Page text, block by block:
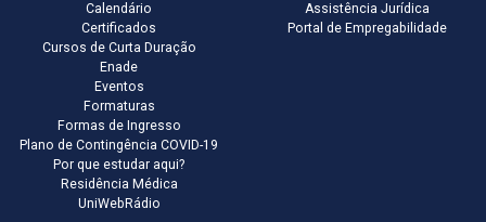
Calendário
Certificados
Cursos de Curta Duração
Enade
Eventos
Formaturas
Formas de Ingresso
Plano de Contingência COVID-19
Por que estudar aqui?
Residência Médica
UniWebRádio
Assistência Jurídica
Portal de Empregabilidade